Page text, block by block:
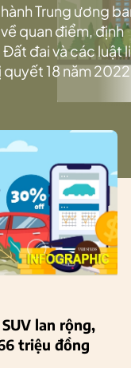
Trung ương
quan điểm, định
đai và các luật
18 năm
lan rộng,
triệu đồng